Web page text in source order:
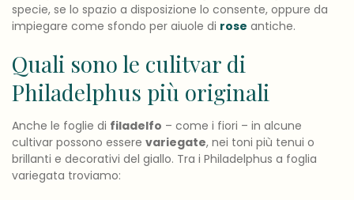
specie, se lo spazio a disposizione lo consente, oppure da
impiegare come sfondo per aiuole di rose antiche.
Quali sono le culitvar di
Philadelphus più originali
Anche le foglie di filadelfo – come i fiori – in alcune
cultivar possono essere variegate, nei toni più tenui o
brillanti e decorativi del giallo. Tra i Philadelphus a foglia
variegata troviamo: